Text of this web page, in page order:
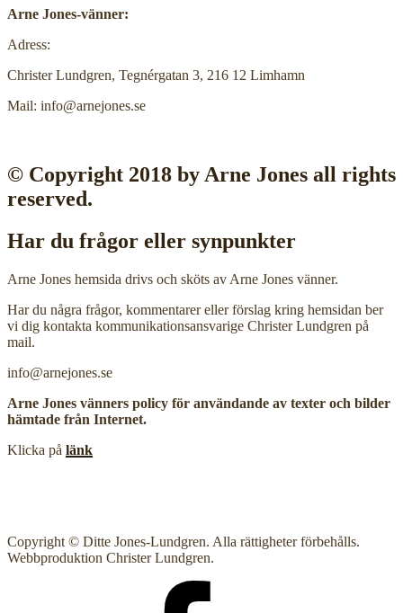
Arne Jones-vänner:
Adress:
Christer Lundgren, Tegnérgatan 3, 216 12 Limhamn
Mail: info@arnejones.se
© Copyright 2018 by Arne Jones all rights
reserved.
Har du frågor eller synpunkter
Arne Jones hemsida drivs och sköts av Arne Jones vänner.
Har du några frågor, kommentarer eller förslag kring hemsidan ber
vi dig kontakta kommunikationsansvarige Christer Lundgren på
mail.
info@arnejones.se
Arne Jones vänners policy för användande av texter och bilder
hämtade från Internet.
Klicka på länk
Copyright © Ditte Jones-Lundgren. Alla rättigheter förbehålls.
Webbproduktion Christer Lundgren.